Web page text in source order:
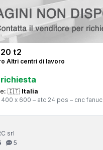
t2
Altri centri di lavoro
🇮🇹 Italia
x 600 – atc 24 pos – cnc fanuc
srl
5